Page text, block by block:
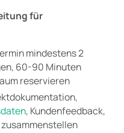
für
mindestens 2
60-90 Minuten
reservieren
, Kundenfeedback,